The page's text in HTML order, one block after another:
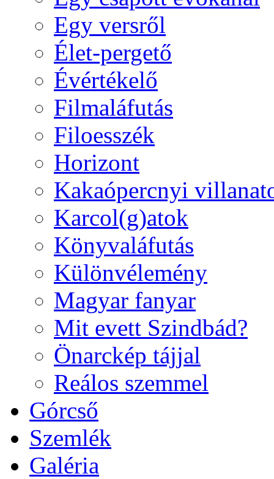
Egy versről
Élet-pergető
Évértékelő
Filmaláfutás
Filoesszék
Horizont
Kakaópercnyi
Karcol(g)atok
Könyvaláfutás
Különvélemény
Magyar fanyar
Mit evett Szindbád?
Önarckép tájjal
Reálos szemmel
Górcső
Szemlék
Galéria